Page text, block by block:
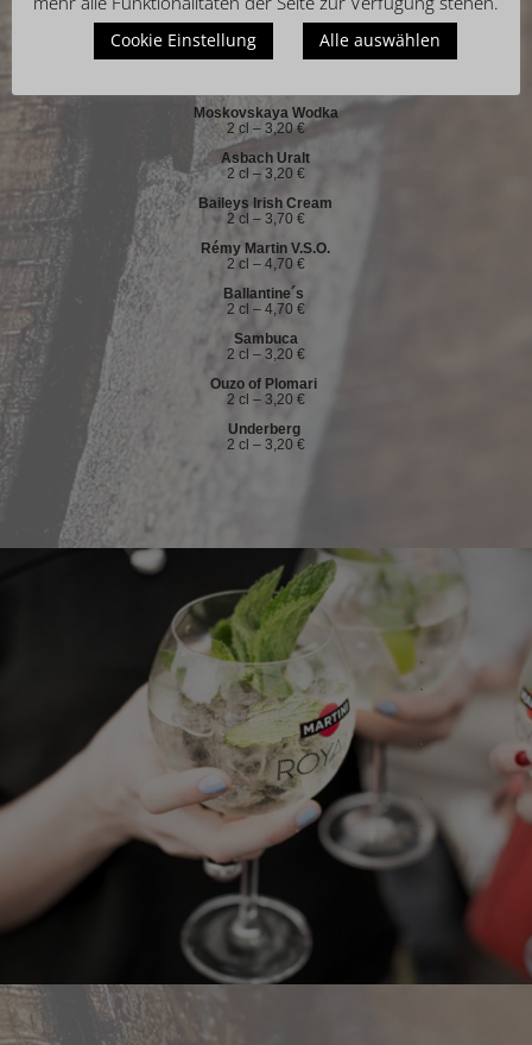
Bessen Genever
2 cl – 3,20 €
Moskovskaya Wodka
2 cl – 3,20 €
Asbach Uralt
2 cl – 3,20 €
Baileys Irish Cream
2 cl – 3,70 €
Rémy Martin V.S.O.
2 cl – 4,70 €
Ballantine´s
2 cl – 4,70 €
Sambuca
2 cl – 3,20 €
Ouzo of Plomari
2 cl – 3,20 €
Underberg
2 cl – 3,20 €
.
.
.
.
.
.
Cookie Einstellung Alle auswählen